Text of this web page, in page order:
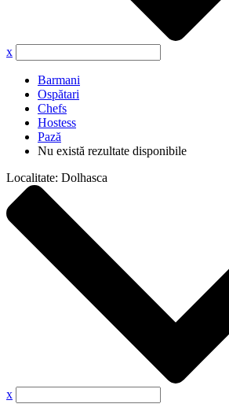
x
Barmani
Ospătari
Chefs
Hostess
Pază
Nu există rezultate disponibile
Localitate: Dolhasca
x